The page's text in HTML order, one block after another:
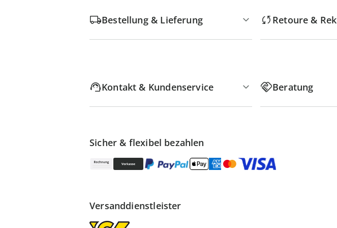
Bestellung & Lieferung Retoure &
Kontakt & Kundenservice Beratung
Sicher & flexibel bezahlen
Versanddienstleister